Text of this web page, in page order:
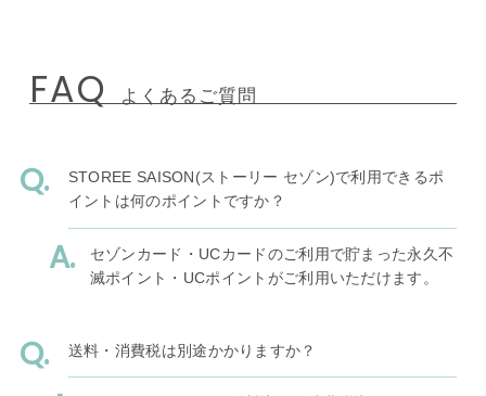
FAQ よくあるご質問
STOREE SAISON(ストーリー セゾン)で利用できるポ
イントは何のポイントですか？
セゾンカード・UCカードのご利用で貯まった永久不
滅ポイント・UCポイントがご利用いただけます。
送料・消費税は別途かかりますか？